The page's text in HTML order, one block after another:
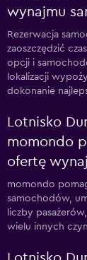
wynajmu
Rezerwacja
zaoszczędzić
opcji i
lokalizacji
dokonanie
Lotnisko
momondo
ofertę
momondo
samochodów,
liczby
wielu innych